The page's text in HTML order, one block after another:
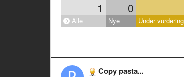
1 0
Alle Nye Under vurdering
Copy pasta...